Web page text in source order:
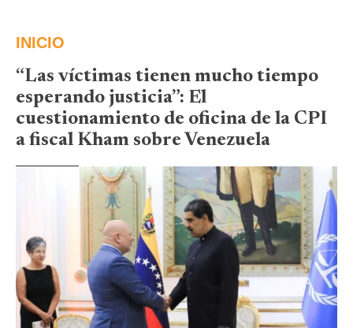
INICIO
“Las víctimas tienen mucho tiempo
esperando justicia”: El
cuestionamiento de oficina de la CPI
a fiscal Kham sobre Venezuela